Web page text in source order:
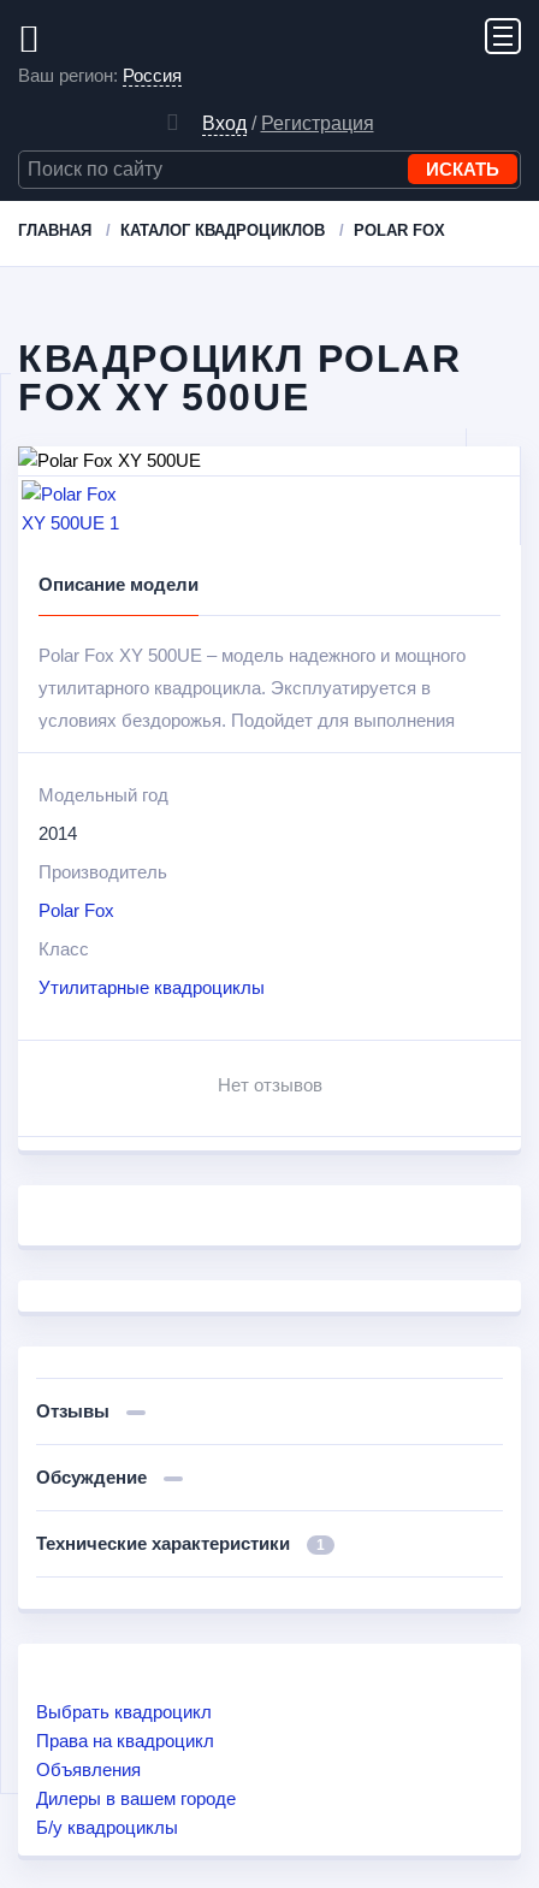
Ваш регион: Россия
Вход / Регистрация
ГЛАВНАЯ КАТАЛОГ КВАДРОЦИКЛОВ POLAR FOX
КВАДРОЦИКЛ POLAR
FOX XY 500UE
Описание модели
Polar Fox XY 500UE – модель надежного и мощного
утилитарного квадроцикла. Эксплуатируется в
условиях бездорожья. Подойдет для выполнения
хозяйственных задач в сельской местности, а также
для активного отдыха и приятного времяпровождения.
Оборудован 1-цилиндровым двигателем с
жидкостным охлаждением объемом в 498 см
мощностью в 32 л.с.
можно также выделить следующие: надежные
пассажирское сиденье; агрессивный сильный дизайн.
Модельный год
2014
Производитель
Polar Fox
Класс
Утилитарные квадроциклы
Нет отзывов
Отзывы
Обсуждение
Технические характеристики 1
Выбрать квадроцикл
Права на квадроцикл
Объявления
Дилеры в вашем городе
Б/у квадроциклы